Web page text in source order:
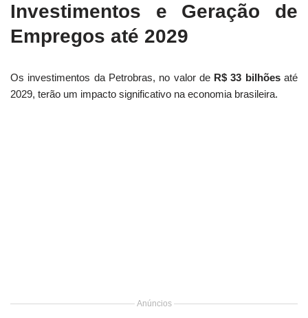
Investimentos e Geração de
Empregos até 2029
Os investimentos da Petrobras, no valor de R$ 33 bilhõesaté
2029, terão um impacto significativo na economia brasileira.
Anúncios